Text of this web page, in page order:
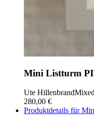
Mini Listturm
Ute Hillenbrand
280,00 €
Produktdetails für